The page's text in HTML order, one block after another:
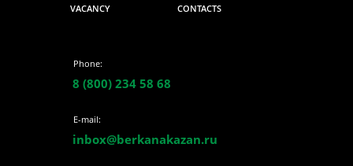
VACANCY CONTACTS
Phone:
8 (800) 234 58 68
E-mail:
inbox@berkanakazan.ru